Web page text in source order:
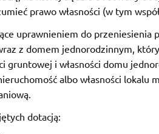
prawo własności (w tym
uprawnieniem do przeniesienia
z domem jednorodzinnym,
gruntowej i własności domu
albo własności lokalu
dotacją: